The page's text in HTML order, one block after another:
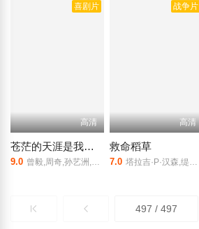
喜剧片
高清
苍茫的天涯是我的爱
9.0 曾毅,周奇,孙艺洲,柳岩,王玉雯
战争片
高清
救命稻草
7.0 塔拉吉·P·汉森,缇雅娜·泰勒,洛克蒙·邓巴,德里克·菲利普斯,格林·特鲁曼,雪莉·谢波德,贾斯廷·詹姆斯·柏伊金,蒂尔基·琼斯
497 / 497